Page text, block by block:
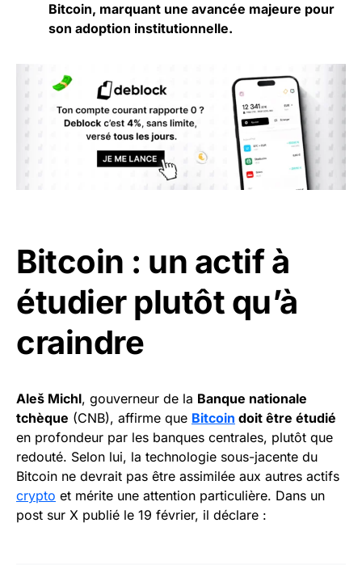
Bitcoin, marquant une avancée majeure pour
son adoption institutionnelle.
Bitcoin : un actif à
étudier plutôt qu’à
craindre
Aleš Michl, gouverneur de la Banque nationale
tchèque (CNB), affirme que Bitcoin doit être étudié
en profondeur par les banques centrales, plutôt que
redouté. Selon lui, la technologie sous-jacente du
Bitcoin ne devrait pas être assimilée aux autres actifs
crypto et mérite une attention particulière. Dans un
post sur X publié le 19 février, il déclare :